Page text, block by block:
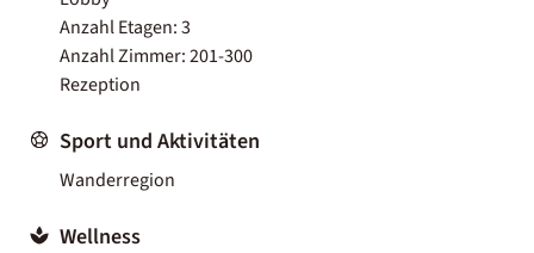
Anzahl Etagen: 3
Anzahl Zimmer: 201-300
Rezeption
Sport und Aktivitäten
Wanderregion
Wellness